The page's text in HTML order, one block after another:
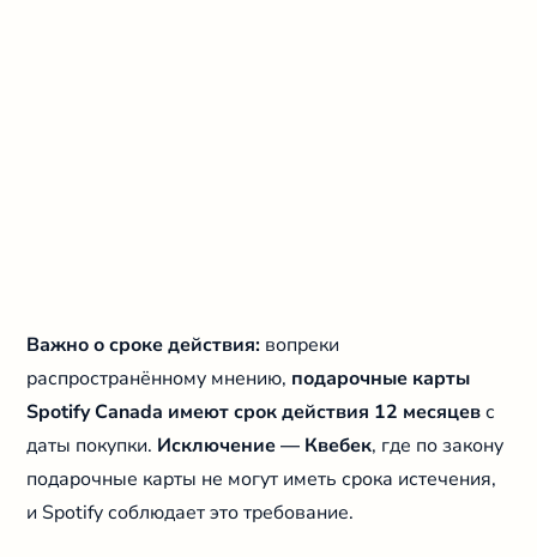
Важно о сроке действия: вопреки
распространённому мнению, подарочные карты
Spotify Canada имеют срок действия 12 месяцевс
даты покупки. Исключение — Квебек, где по закону
подарочные карты не могут иметь срока истечения,
и Spotify соблюдает это требование.